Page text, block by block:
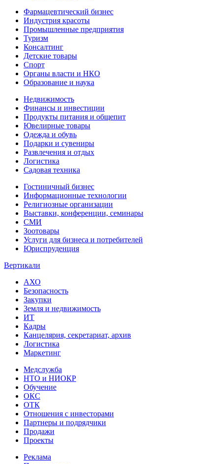
Фармацевтический бизнес
Индустрия красоты
Промышленные предприятия
Туризм
Консалтинг
Детские товары
Спорт
Органы власти и НКО
Образование и наука
Недвижимость
Финансы и инвестиции
Продукты питания и общепит
Ювелирные товары
Одежда и обувь
Подарки и сувениры
Развлечения и отдых
Логистика
Садовая техника
Гостиничный бизнес
Информационные технологии
Религиозные организации
Выставки, конференции, семинары
СМИ
Зоотовары
Услуги для бизнеса и потребителей
Юриспруденция
Вертикали
АХО
Безопасность
Закупки
Земля и недвижимость
ИТ
Кадры
Канцелярия, секретариат, архив
Логистика
Маркетинг
Медслужба
НТО и НИОКР
Обучение
ОКС
ОТК
Отношения с инвесторами
Партнеры и подрядчики
Продажи
Проекты
Реклама